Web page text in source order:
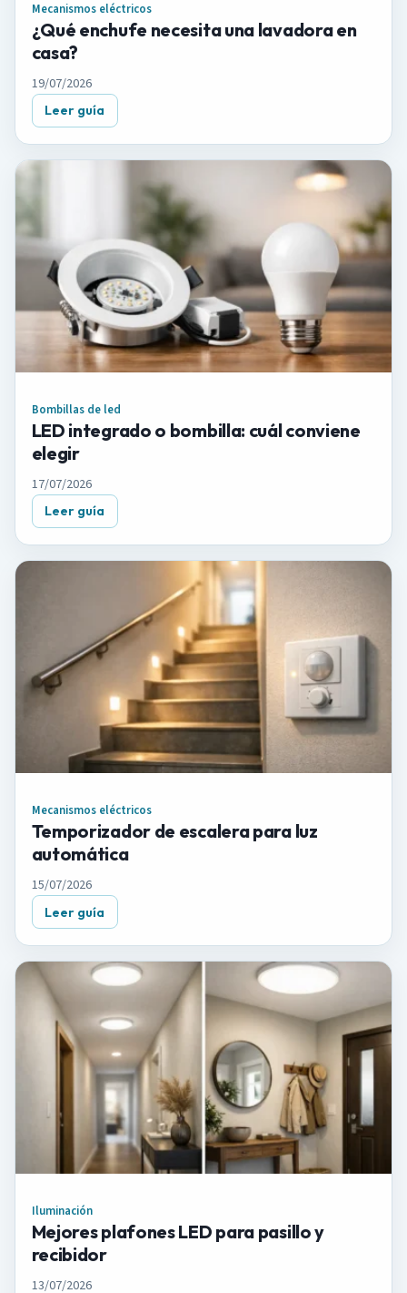
Mecanismos eléctricos
¿Qué enchufe necesita una lavadora en
casa?
19/07/2026
Leer guía
Bombillas de led
LED integrado o bombilla: cuál conviene
elegir
17/07/2026
Leer guía
Mecanismos eléctricos
Temporizador de escalera para luz
automática
15/07/2026
Leer guía
Iluminación
Mejores plafones LED para pasillo y
recibidor
13/07/2026